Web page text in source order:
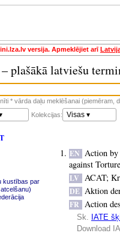
versija. Apmeklējiet arī
plašākā latviešu
* vārda daļu meklēšanai (piemēram,
Kolekcijas: Visas ▾
kustības par
EN Action
against Torture
LV ACAT;
DE Aktion
FR Action
Sk. IATE
Download